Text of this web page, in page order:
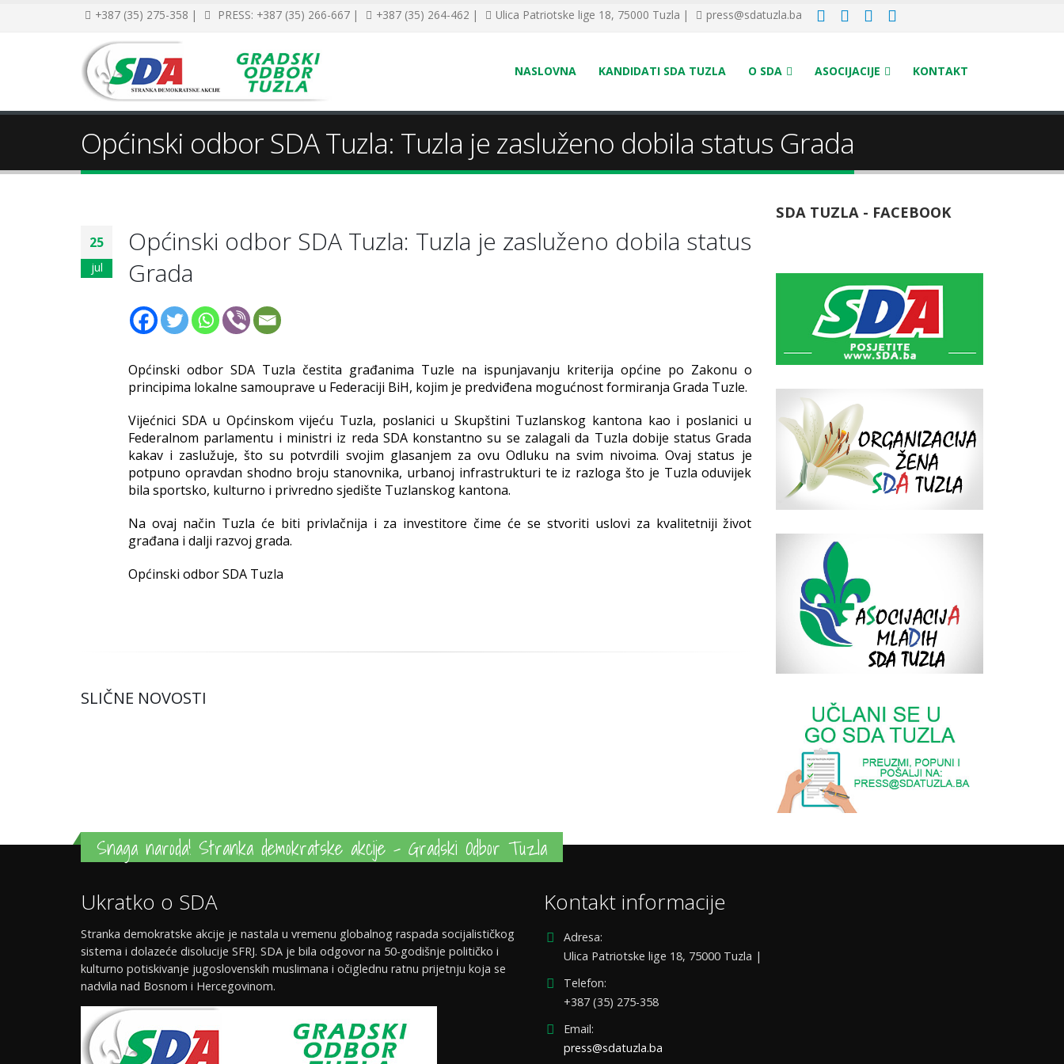
+387 (35) 275-358 | PRESS: +387 (35) 266-667 | +387 (35) 264-462 | Ulica Patriotske lige 18, 75000 Tuzla | press@sdatuzla.ba
NASLOVNA KANDIDATI SDA TUZLA O SDA ASOCIJACIJE KONTAKT
Općinski odbor SDA Tuzla: Tuzla je zasluženo dobila status Grada
25
jul
Općinski odbor SDA Tuzla: Tuzla je zasluženo dobila status
Grada
Općinski odbor SDA Tuzla čestita građanima Tuzle na ispunjavanju kriterija općine po Zakonu o
principima lokalne samouprave u Federaciji BiH, kojim je predviđena mogućnost formiranja Grada Tuzle.
Vijećnici SDA u Općinskom vijeću Tuzla, poslanici u Skupštini Tuzlanskog kantona kao i poslanici u
Federalnom parlamentu i ministri iz reda SDA konstantno su se zalagali da Tuzla dobije status Grada
kakav i zaslužuje, što su potvrdili svojim glasanjem za ovu Odluku na svim nivoima. Ovaj status je
potpuno opravdan shodno broju stanovnika, urbanoj infrastrukturi te iz razloga što je Tuzla oduvijek
bila sportsko, kulturno i privredno sjedište Tuzlanskog kantona.
Na ovaj način Tuzla će biti privlačnija i za investitore čime će se stvoriti uslovi za kvalitetniji život
građana i dalji razvoj grada.
Općinski odbor SDA Tuzla
SLIČNE NOVOSTI
SDA TUZLA - FACEBOOK
Snaga naroda! Stranka demokratske akcije - Gradski Odbor Tuzla
Ukratko o SDA
Stranka demokratske akcije je nastala u vremenu globalnog raspada socijalističkog
sistema i dolazeće disolucije SFRJ. SDA je bila odgovor na 50-godišnje političko i
kulturno potiskivanje jugoslovenskih muslimana i očiglednu ratnu prijetnju koja se
nadvila nad Bosnom i Hercegovinom.
Kontakt informacije
Adresa:
Ulica Patriotske lige 18, 75000 Tuzla |
Telefon:
+387 (35) 275-358
Email:
press@sdatuzla.ba